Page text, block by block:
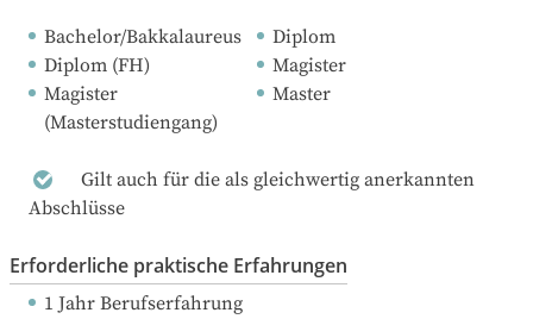
Bachelor/Bakkalaureus
Diplom
Diplom (FH)
Magister
Magister
(Masterstudiengang)
Master
Gilt auch für die als gleichwertig anerkannten
Abschlüsse
Erforderliche praktische Erfahrungen
1 Jahr Berufserfahrung